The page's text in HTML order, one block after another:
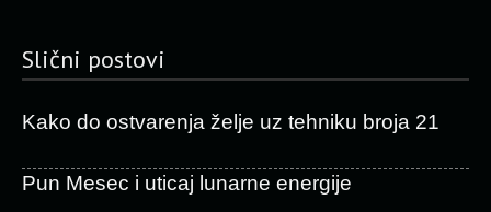
Slični postovi
Kako do ostvarenja želje uz tehniku broja 21
Pun Mesec i uticaj lunarne energije